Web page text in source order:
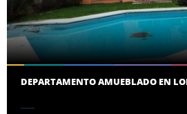
DEPARTAMENTO AMUEBLADO EN